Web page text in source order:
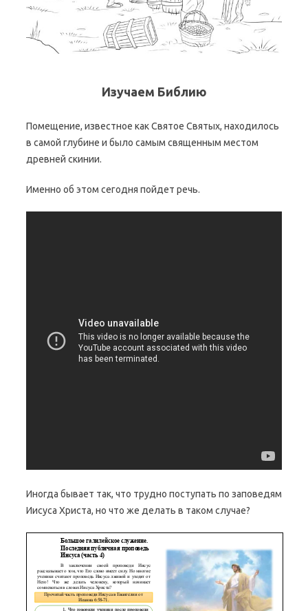
Изучаем Библию
Помещение, известное как Святое Святых, находилось
в самой глубине и было самым священным местом
древней скинии.
Именно об этом сегодня пойдет речь.
Иногда бывает так, что трудно поступать по заповедям
Иисуса Христа, но что же делать в таком случае?